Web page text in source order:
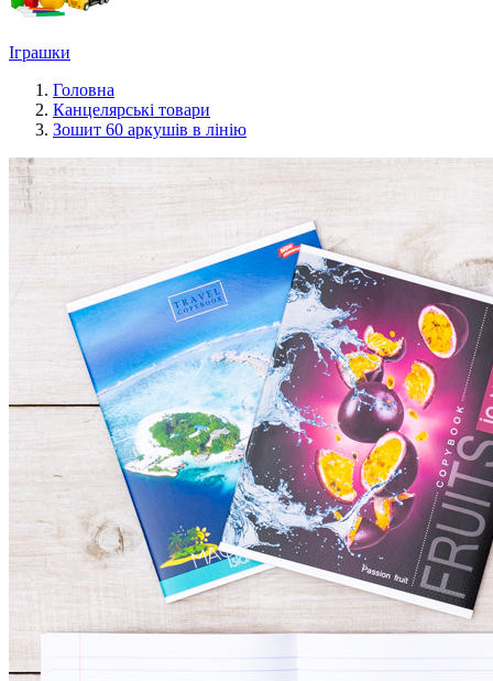
Іграшки
Головна
Канцелярські товари
Зошит 60 аркушів в лінію